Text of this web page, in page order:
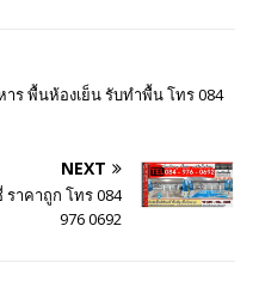
ร พื้นห้องเย็น รับทำพื้น โทร 084
NEXT
าคาถูก โทร 084
976 0692